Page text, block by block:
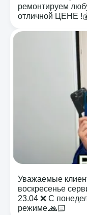
ремонтируем
отличной ЦЕНЕ
Уважаемые
воскресенье
23.04 ❌ С
режиме.🙏🏻